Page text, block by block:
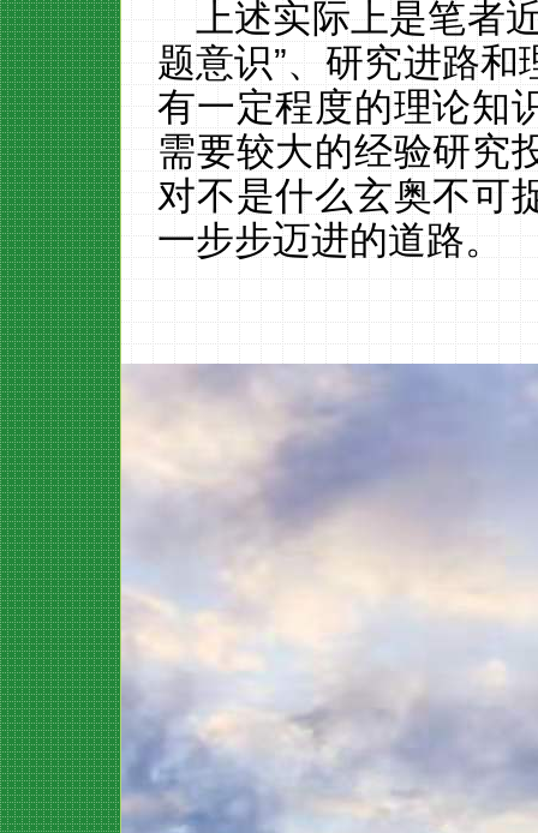
上述实际上是笔者
题意识”、研究进路
有一定程度的理论知
需要较大的经验研究
对不是什么玄奥不可
一步步迈进的道路。